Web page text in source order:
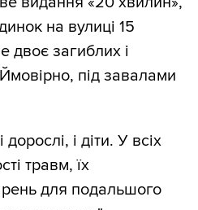
на вулиці 15
двоє загиблих і
під завалами
і діти. У всіх
травм, їх
для подальшого